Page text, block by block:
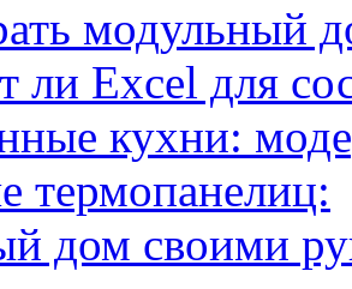
модульный
ли Excel для
кухни:
термопанелиц:
дом своими